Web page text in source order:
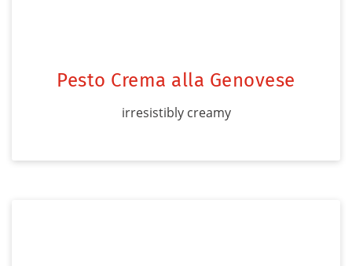
Pesto Crema alla Genovese
irresistibly creamy